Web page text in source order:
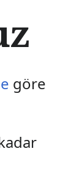
göre